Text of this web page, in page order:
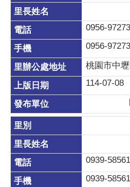
0956-
0956-
桃園市中
114-07-08
0939-
0939-